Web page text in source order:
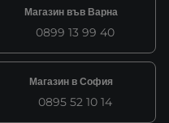
Магазин във Варна
0899 13 99 40
Магазин в София
0895 52 10 14